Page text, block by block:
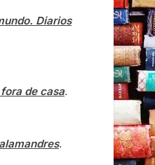
Diarios
de casa.
.